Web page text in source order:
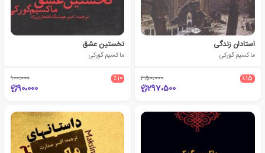
استادان زندگی
ماکسیم گورکی
٪15 350،000
297،500
نخستین عشق
ماکسیم گورکی
٪10 100،000
90،000